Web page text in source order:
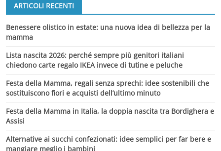
ARTICOLI RECENTI
Benessere olistico in estate: una nuova idea di bellezza per la
mamma
Lista nascita 2026: perché sempre più genitori italiani
chiedono carte regalo IKEA invece di tutine e peluche
Festa della Mamma, regali senza sprechi: idee sostenibili che
sostituiscono fiori e acquisti dell’ultimo minuto
Festa della Mamma in Italia, la doppia nascita tra Bordighera e
Assisi
Alternative ai succhi confezionati: idee semplici per far bere e
mangiare meglio i bambini